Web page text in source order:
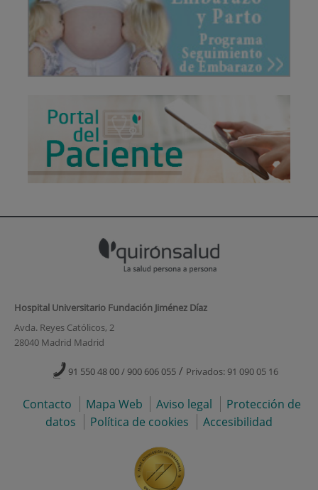
Hospital Universitario Fundación Jiménez Díaz
Avda. Reyes Católicos, 2
28040 Madrid Madrid
91 550 48 00 / 900 606 055 / Privados: 91 090 05 16
Contacto Mapa Web Aviso legal
Protección de
datos
Política de cookies Accesibilidad